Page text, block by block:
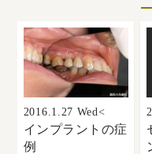
2016.1.27 Wed<
インプラントの症
例